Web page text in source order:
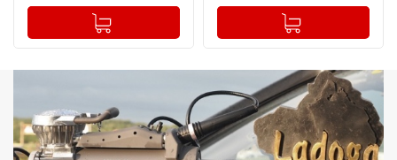
+
Добавлено в корзину +
Добавлено в корзину